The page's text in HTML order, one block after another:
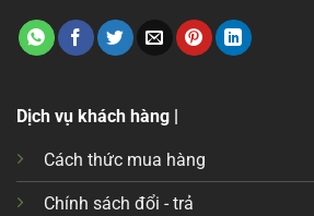
Dịch vụ khách hàng |
Cách thức mua hàng
Chính sách đổi - trả